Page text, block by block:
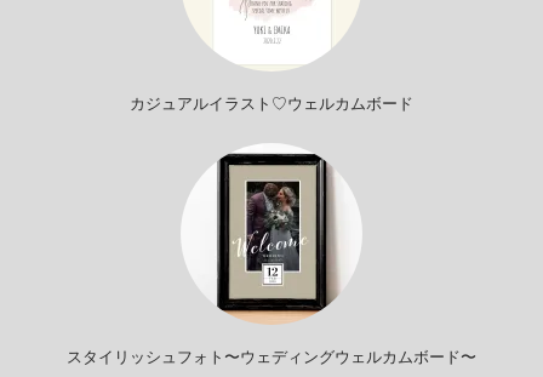
カジュアルイラスト♡ウェルカムボード
スタイリッシュフォト〜ウェディングウェルカムボード〜